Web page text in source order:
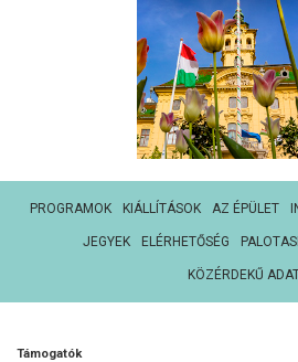
PROGRAMOK KIÁLLÍTÁSOK AZ ÉPÜLET
JEGYEK ELÉRHETŐSÉG
KÖZÉRDEKŰ
Támogatók